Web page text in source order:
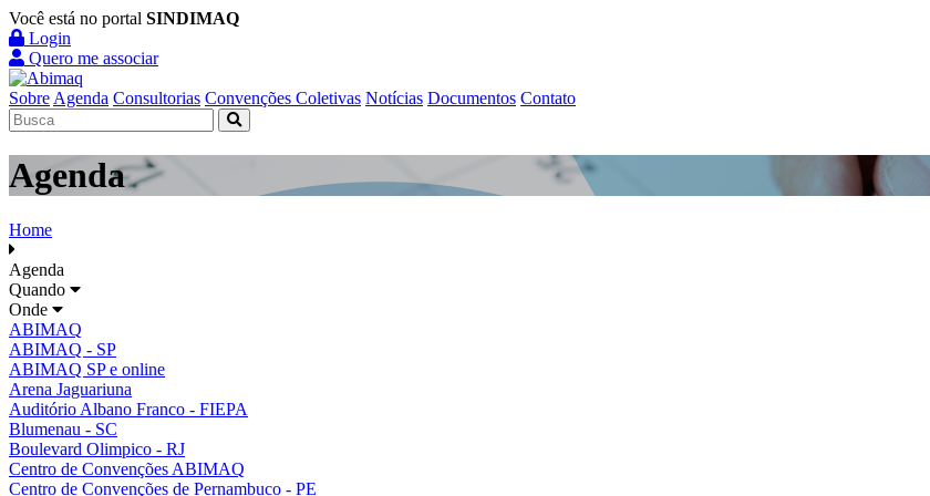
Você está no portal SINDIMAQ
Login
Quero me associar
Sobre Agenda Consultorias Convenções Coletivas Notícias Documentos Contato
Agenda
Home
Agenda
Quando
Onde
ABIMAQ
ABIMAQ - SP
ABIMAQ SP e online
Arena Jaguariuna
Auditório Albano Franco - FIEPA
Blumenau - SC
Boulevard Olimpico - RJ
Centro de Convenções ABIMAQ
Centro de Convenções de Pernambuco - PE